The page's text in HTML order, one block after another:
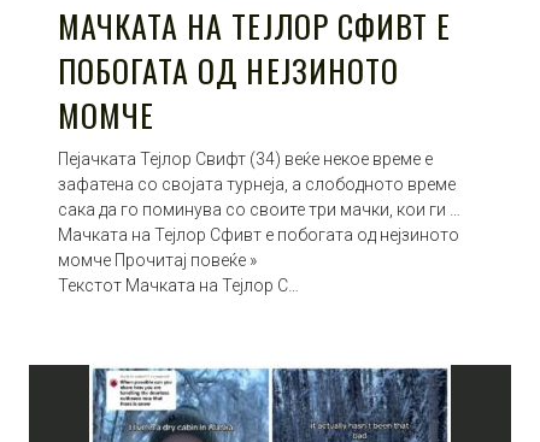
МАЧКАТА НА ТЕЈЛОР СФИВТ Е
ПОБОГАТА ОД НЕЈЗИНОТО
МОМЧЕ
Пејачката Тејлор Свифт (34) веќе некое време е
зафатена со својата турнеја, а слободното време
сака да го поминува со своите три мачки, кои ги …
Мачката на Тејлор Сфивт е побогата од нејзиното
момче Прочитај повеќе »
Текстот Мачката на Тејлор С…